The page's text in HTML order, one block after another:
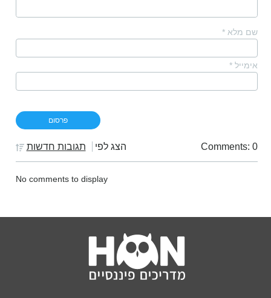
שם מלא *
אימייל *
Comments: 0 הצג לפי תגובות חדשות
No comments to display